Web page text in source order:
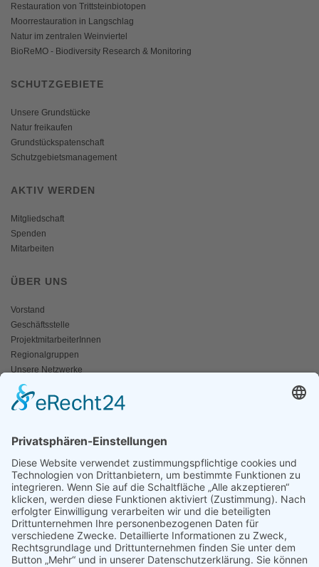
Restauration von Trittsteinbiotopen
Moorrestauration in Langschlag
Natur im zentralen Weinviertel
BioReMO - Biodiversity Research & Monitoring
SCHUTZGEBIETE
Unsere Grundstücke
Natur freikaufen
Grundstückspatenschaft
Schutzgebietsmanagement
AKTIV WERDEN
Mitgliedschaft
Spenden
Mitarbeiten
ÜBER UNS
Vorstand
Geschäftsstelle
ProjektmitarbeiterInnen
Regionalgruppen
Unsere Netzwerke
Historisches
Impressum/Kontakt
Naturschutz bunt
Broschüren und Folder
Presseaussendungen
Newsletter
Fotos und Videos
ANWALT DER NATUR